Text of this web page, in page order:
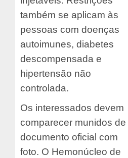
também se aplicam às
pessoas com doenças
autoimunes, diabetes
descompensada e
hipertensão não
controlada.
Os interessados devem
comparecer munidos de
documento oficial com
foto. O Hemonúcleo de